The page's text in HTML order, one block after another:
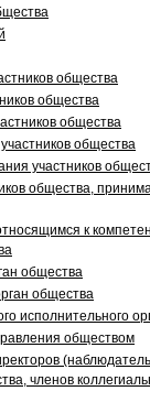
общества
общества
общества
общества
участников
общества,
к
общества
общества
исполнительного
обществом
членов